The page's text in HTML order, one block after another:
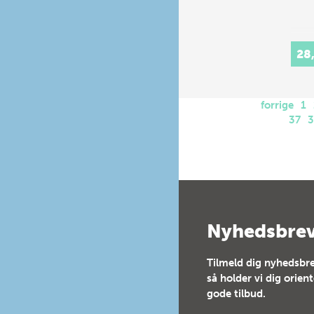
forrige 1
37
Tilmeld dig
så holder vi dig
gode tilbud.